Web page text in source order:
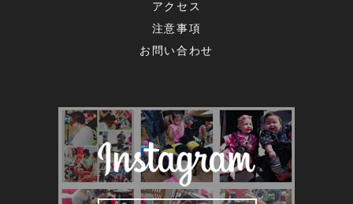
アクセス
注意事項
お問い合わせ